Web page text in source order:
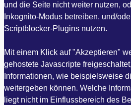
und die Seite nicht weiter nutzen,
Inkognito-Modus betreiben, und/
Scriptblocker-Plugins nutzen.
Mit einem Klick auf "Akzeptieren"
gehostete Javascripte
Informationen, wie beispielsweise
weitergeben können. Welche
liegt nicht im Einflussbereich des